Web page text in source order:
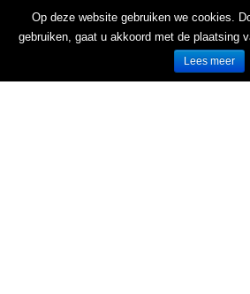
Wekelijks nieuwe folders van Nederlandse
Op deze website gebruiken we cookies.
gebruiken, gaat u akkoord met de plaatsing
Lees meer